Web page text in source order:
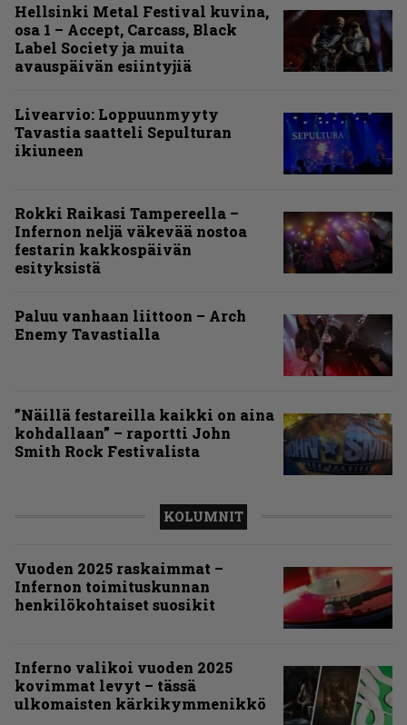
Hellsinki Metal Festival kuvina,
osa 1 – Accept, Carcass, Black
Label Society ja muita
avauspäivän esiintyjiä
Livearvio: Loppuunmyyty
Tavastia saatteli Sepulturan
ikiuneen
Rokki Raikasi Tampereella –
Infernon neljä väkevää nostoa
festarin kakkospäivän
esityksistä
Paluu vanhaan liittoon – Arch
Enemy Tavastialla
”Näillä festareilla kaikki on aina
kohdallaan” – raportti John
Smith Rock Festivalista
KOLUMNIT
Vuoden 2025 raskaimmat –
Infernon toimituskunnan
henkilökohtaiset suosikit
Inferno valikoi vuoden 2025
kovimmat levyt – tässä
ulkomaisten kärkikymmenikkö